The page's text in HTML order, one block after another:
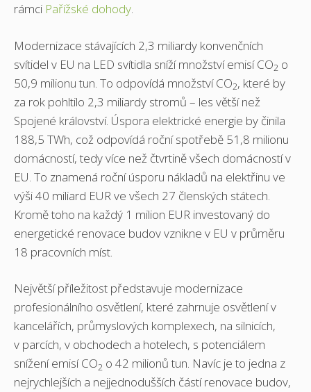
rámci Pařížské dohody.
Modernizace stávajících 2,3 miliardy konvenčních
svítidel v EU na LED svítidla sníží množství emisí CO2 o
50,9 milionu tun. To odpovídá množství CO2, které by
za rok pohltilo 2,3 miliardy stromů – les větší než
Spojené království. Úspora elektrické energie by činila
188,5 TWh, což odpovídá roční spotřebě 51,8 milionu
domácností, tedy více než čtvrtině všech domácností v
EU. To znamená roční úsporu nákladů na elektřinu ve
výši 40 miliard EUR ve všech 27 členských státech.
Kromě toho na každý 1 milion EUR investovaný do
energetické renovace budov vznikne v EU v průměru
18 pracovních míst.
Největší příležitost představuje modernizace
profesionálního osvětlení, které zahrnuje osvětlení v
kancelářích, průmyslových komplexech, na silnicích,
v parcích, v obchodech a hotelech, s potenciálem
snížení emisí CO2 o 42 milionů tun. Navíc je to jedna z
nejrychlejších a nejjednodušších částí renovace budov,